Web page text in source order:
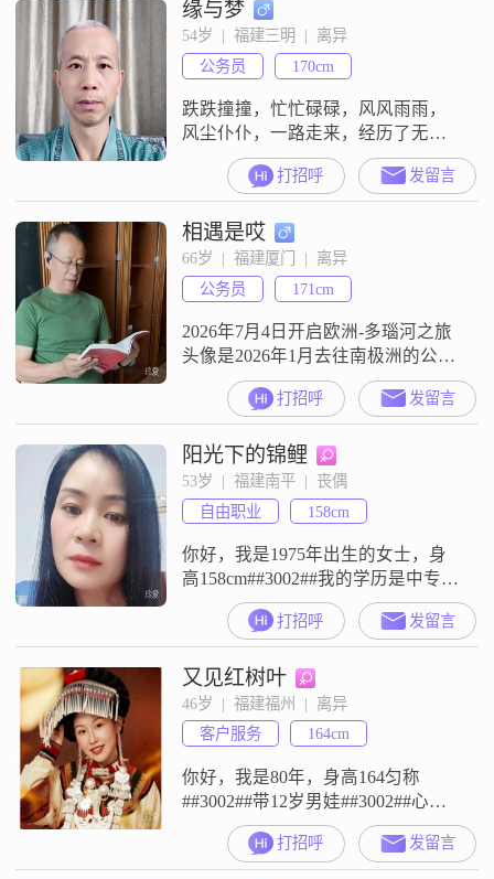
人，家庭观念比较强，一直把家庭
放在优先的位置。我追求稳定安逸
的生活状态，同时也喜欢精致生
活，平时比较关注时尚穿搭。在感
情里，我很注重安全感，也比较看
重浪漫
缘与梦
54岁  |  福建三明  |  离异
公务员
170cm
跌跌撞撞，忙忙碌碌，风风雨雨，
风尘仆仆，一路走来，经历了无数
个黑夜与白天，酸甜苦辣皆是人生
营养，积累了经验常识。没有年轻
时的活力，腰身也已不再挺拔，但
是仍然坚持立正。岁月蹉跎，饱含
沧桑，放不下的是对家的渴望和先
辈寄予希冀厚望（淳淳教诲、妍妍
嘱托，如在耳旁）我们做不到让世
界充满爱，但是人世间还是有不少
真善。让我们共同努力
打招呼 发留言
相遇是哎
66岁  |  福建厦门  |  离异
公务员
171cm
2026年7月4日开启欧洲-多瑙河之旅
头像是2026年1月去往南极洲的公主
号邮轮上留影！未来的你：既可以
过平凡的柴米油盐酱醋茶，又能够
所走就走的国外旅行的经济能力，
给生活增添色彩；具有独立思考能
力，理性一点。至2026年打羽毛球
🏸整20年，隔天游泳🏊‍♀️、最近爱上
撸铁，身体健康！喜欢读点书-以色
列史-人类文明起源
打招呼 发留言
阳光下的锦鲤
53岁  |  福建南平  |  丧偶
自由职业
158cm
你好，我是1975年出生的女士，身
高158cm##3002##我的学历是中专，
目前月收入在3001到5000元之间，
工作地在中国##3002##我的性格比
较温柔体贴，平时待人接物都尽量
站在对方的角度去考虑##3002##大
家对我评价比较多的是真诚可靠，
我觉得这是做人最基本的原则，也
是我在与人相处时一直坚持的底线
##30
打招呼 发留言
又见红树叶
46岁  |  福建福州  |  离异
客户服务
164cm
你好，我是80年，身高164匀称
##3002##带12岁男娃##3002##心态
好，状态好，情绪稳定，容易忽略
负能量##3002##目前工作是民宿管
家，月薪1万##3002##因为他人原因
打招呼 发留言